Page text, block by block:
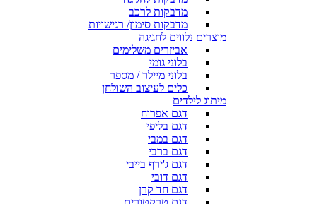
מדבקות לרכב
מדבקות סימון/ רגישויות
מוצרים נלווים לחגיגה
אביזרים משלימים
בלוני גומי
בלוני מיילר / מספר
כלים לעיצוב השולחן
מיתוג לילדים
דגם אפרוח
דגם בליפי
דגם במבי
דגם ברבי
דגם ג'ירף בייבי
דגם דובי
דגם חד קרן